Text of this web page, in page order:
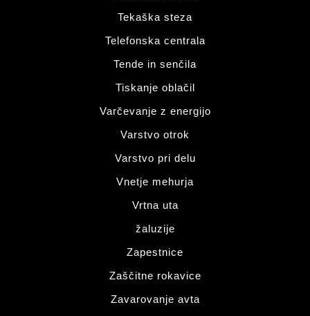
Tekaška steza
Telefonska centrala
Tende in senčila
Tiskanje oblačil
Varčevanje z energijo
Varstvo otrok
Varstvo pri delu
Vnetje mehurja
Vrtna uta
žaluzije
Zapestnice
Zaščitne rokavice
Zavarovanje avta